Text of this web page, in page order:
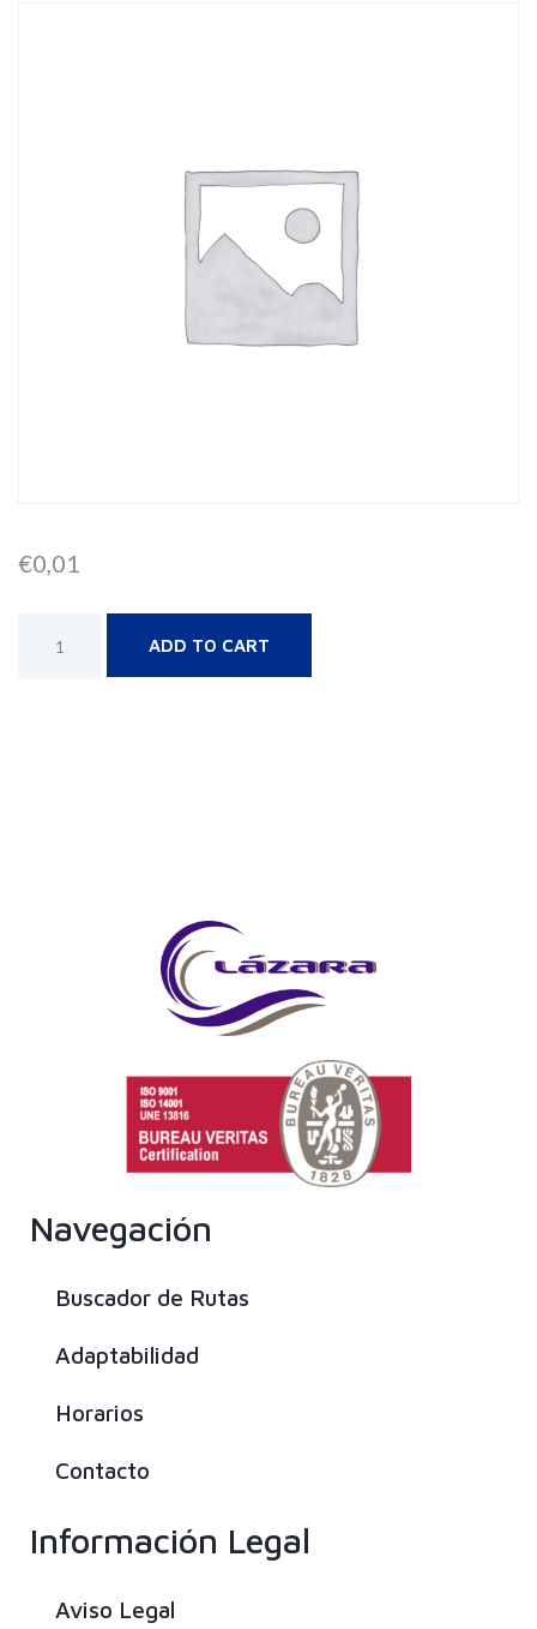
€0,01
ADD TO CART
Navegación
Buscador de Rutas
Adaptabilidad
Horarios
Contacto
Información Legal
Aviso Legal